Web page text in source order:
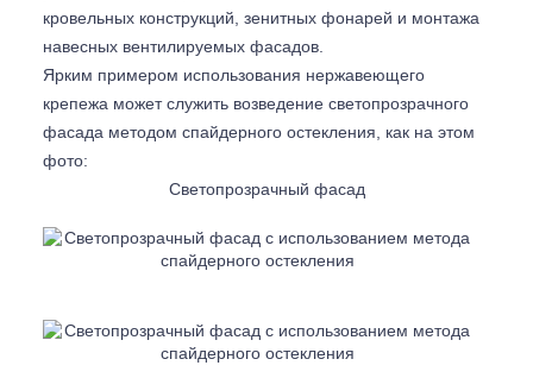
кровельных конструкций, зенитных фонарей и монтажа
навесных вентилируемых фасадов.
Ярким примером использования нержавеющего
крепежа может служить возведение светопрозрачного
фасада методом спайдерного остекления, как на этом
фото:
Светопрозрачный фасад